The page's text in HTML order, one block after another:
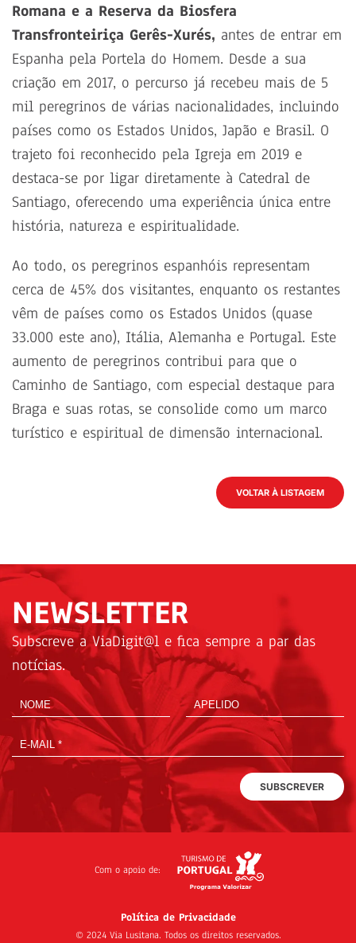
Romana e a Reserva da Biosfera
Transfronteiriça Gerês-Xurés, antes de entrar em
Espanha pela Portela do Homem. Desde a sua
criação em 2017, o percurso já recebeu mais de 5
mil peregrinos de várias nacionalidades, incluindo
países como os Estados Unidos, Japão e Brasil. O
trajeto foi reconhecido pela Igreja em 2019 e
destaca-se por ligar diretamente à Catedral de
Santiago, oferecendo uma experiência única entre
história, natureza e espiritualidade.
Ao todo, os peregrinos espanhóis representam
cerca de 45% dos visitantes, enquanto os restantes
vêm de países como os Estados Unidos (quase
33.000 este ano), Itália, Alemanha e Portugal. Este
aumento de peregrinos contribui para que o
Caminho de Santiago, com especial destaque para
Braga e suas rotas, se consolide como um marco
turístico e espiritual de dimensão internacional.
VOLTAR À LISTAGEM
NEWSLETTER
Subscreve a ViaDigit@l e fica sempre a par das
notícias.
SUBSCREVER
Com o apoio de:
Política de Privacidade
© 2024 Via Lusitana. Todos os direitos reservados.